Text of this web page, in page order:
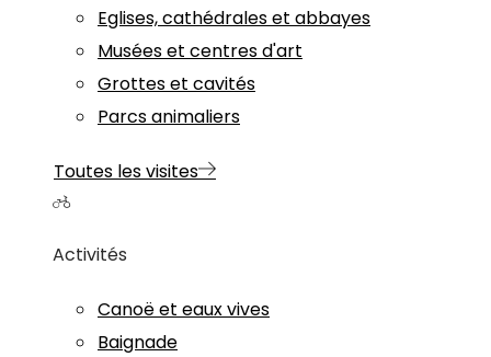
Eglises, cathédrales et abbayes
Musées et centres d'art
Grottes et cavités
Parcs animaliers
Toutes les visites
Activités
Canoë et eaux vives
Baignade